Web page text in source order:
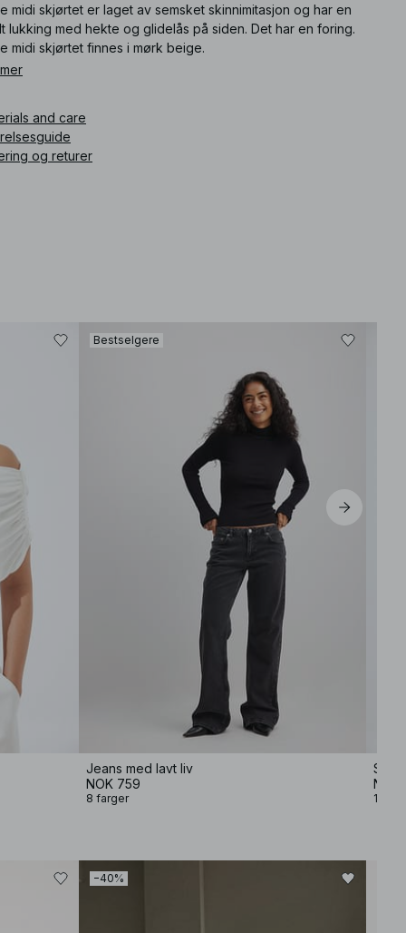
midi skjørtet er laget av semsket skinnimitasjon og har en
lukking med hekte og glidelås på siden. Det har en foring.
midi skjørtet finnes i mørk beige.
and care
og returer
Bestselgere
Jeans med lavt liv
NOK 759
8 farger
NOK
11
−40%